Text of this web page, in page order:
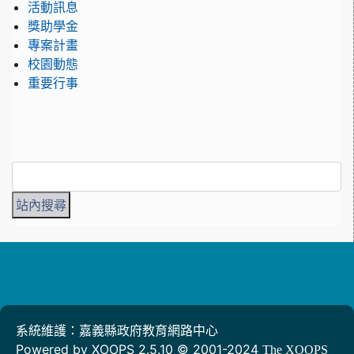
活動訊息
獎助學金
專案計畫
校園動態
重要行事
系統維護：嘉義縣政府教育網路中心
Powered by XOOPS 2.5.10 © 2001-2024 The XOOPS